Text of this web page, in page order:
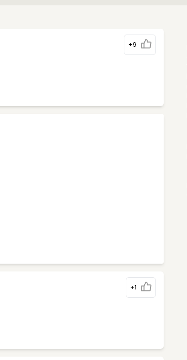
+9
+1